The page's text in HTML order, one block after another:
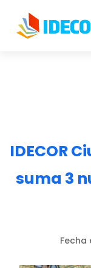
IDECOR
suma 3
Fecha